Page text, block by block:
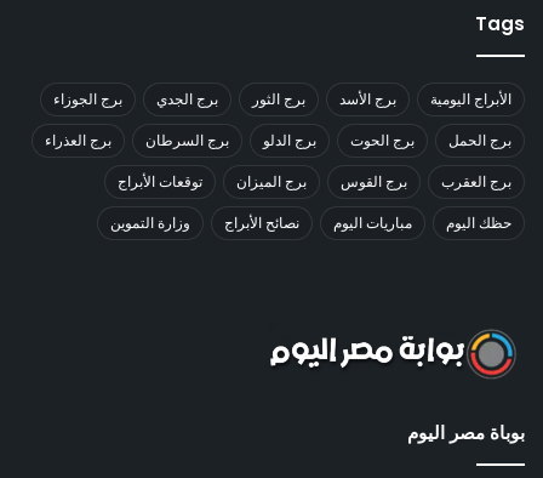
Tags
الأبراج اليومية برج الأسد برج الثور برج الجدي برج الجوزاء
برج الحمل برج الحوت برج الدلو برج السرطان برج العذراء
برج العقرب برج القوس برج الميزان توقعات الأبراج
حظك اليوم مباريات اليوم نصائح الأبراج وزارة التموين
بوباة مصر اليوم